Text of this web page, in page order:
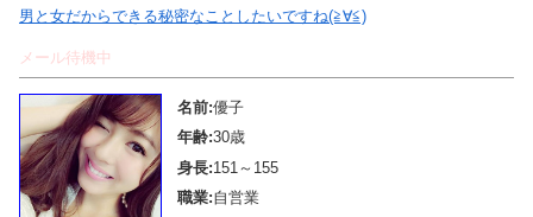
男と女だからできる秘密なことしたいですね(≧∀≦)
メール待機中
名前:優子
年齢:30歳
身長:151～155
職業:自営業